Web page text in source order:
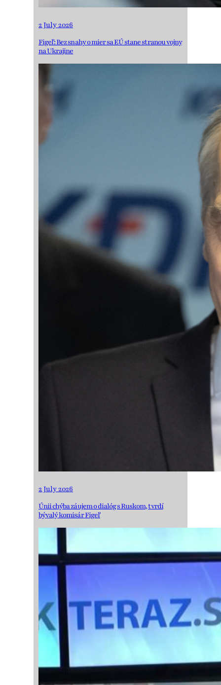
2 July 2026
Figeľ: Bez snahy o mier sa EÚ stane stranou vojny
na Ukrajine
2 July 2026
Únii chýba záujem o dialóg s Ruskom, tvrdí
bývalý komisár Figeľ